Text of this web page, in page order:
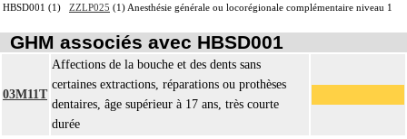
HBSD001 (1) ZZLP025 (1) Anesthésie générale ou locorégionale complémentaire niveau 1
GHM associés avec HBSD001
03M11T
Affections de la bouche et des dents sans
certaines extractions, réparations ou prothèses
dentaires, âge supérieur à 17 ans, très courte
durée